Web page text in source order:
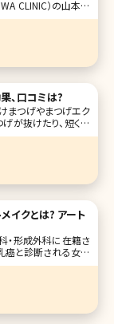
CLINIC）の山本理
を得意とする則本翔院
幅広い施術を提供
、口コミは?
まつげやまつげエク
が抜けたり、短くな
しょうか。そんなま
イクとは? アート
形成外科に在籍さ
多種多様な治療法の
に切除しなくてはい